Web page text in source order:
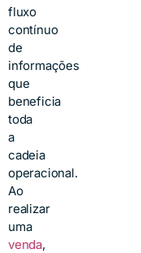
fluxo
contínuo
de
informações
que
beneficia
toda
a
cadeia
operacional.
Ao
realizar
uma
venda,